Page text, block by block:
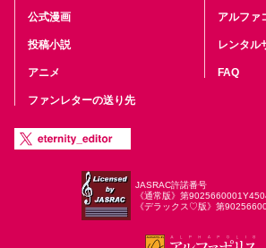
公式漫画
投稿小説
アニメ
ファンレターの送り先
アルファ
レンタル
FAQ
JASRAC許諾番号
《通常版》第
《デラックス♡版》第